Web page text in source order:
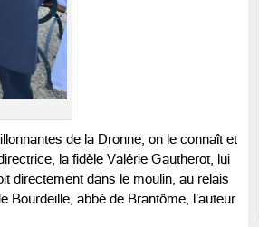
de la Dronne, on le connaît et
la fidèle Valérie Gautherot, lui
directement dans le moulin, au relais
Bourdeille, abbé de Brantôme, l’auteur